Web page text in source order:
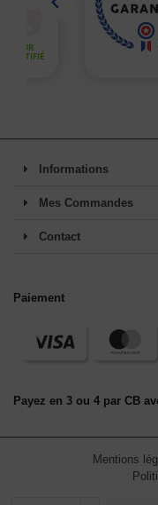
Informations
Mes Commandes
Contact
Paiement
Payez en 3 ou 4 par CB
Mentions